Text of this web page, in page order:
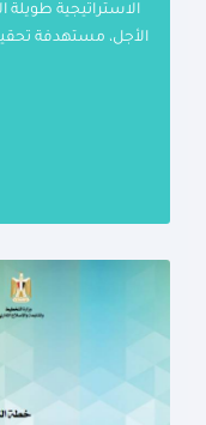
الاستراتيجية
الأجل، مستهدفة